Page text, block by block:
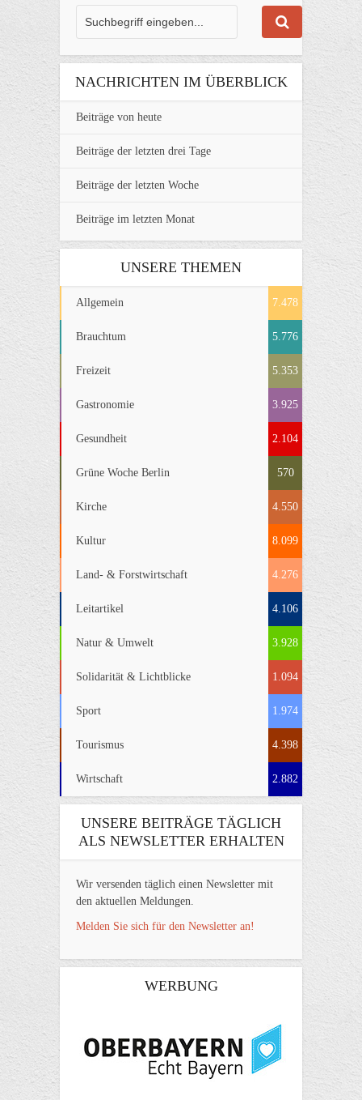
NACHRICHTEN IM ÜBERBLICK
Beiträge von heute
Beiträge der letzten drei Tage
Beiträge der letzten Woche
Beiträge im letzten Monat
UNSERE THEMEN
Allgemein 7.478
Brauchtum 5.776
Freizeit 5.353
Gastronomie 3.925
Gesundheit 2.104
Grüne Woche Berlin 570
Kirche 4.550
Kultur 8.099
Land- & Forstwirtschaft 4.276
Leitartikel 4.106
Natur & Umwelt 3.928
Solidarität & Lichtblicke 1.094
Sport 1.974
Tourismus 4.398
Wirtschaft 2.882
UNSERE BEITRÄGE TÄGLICH
ALS NEWSLETTER ERHALTEN
Wir versenden täglich einen Newsletter mit
den aktuellen Meldungen.
Melden Sie sich für den Newsletter an!
WERBUNG